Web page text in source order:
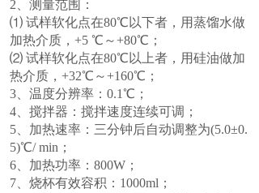
2、测量范围：
⑴ 试样软化点在80℃以下者，用蒸馏水做
加热介质，+5 ℃～+80℃；
⑵ 试样软化点在80℃以上者，用硅油做加
热介质，+32℃～+160℃；
3、温度分辨率：0.1℃；
4、搅拌器：搅拌速度连续可调；
5、加热速率：三分钟后自动调整为(5.0±0.
5)℃/ min；
6、加热功率：800W；
7、烧杯有效容积：1000ml；